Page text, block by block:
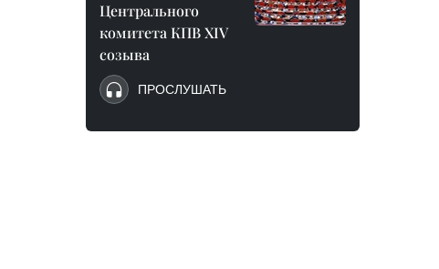
Центрального
комитета КПВ XIV
созыва
ПРОСЛУШАТЬ